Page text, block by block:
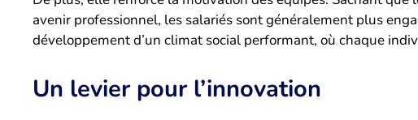
avenir professionnel, les salariés sont généralement plus
développement d’un climat social performant, où chaque
Un levier pour l’innovation